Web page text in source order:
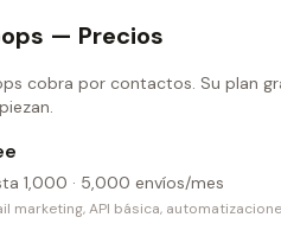
— Precios
cobra por contactos. Su plan
1,000 · 5,000 envíos/mes
marketing, API básica,